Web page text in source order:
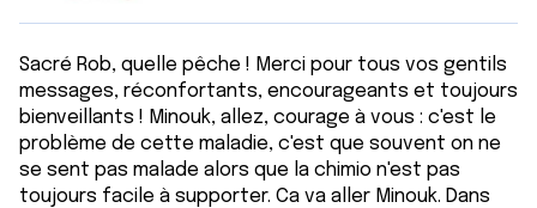
Sacré Rob, quelle pêche ! Merci pour tous vos gentils
messages, réconfortants, encourageants et toujours
bienveillants ! Minouk, allez, courage à vous : c'est le
problème de cette maladie, c'est que souvent on ne
se sent pas malade alors que la chimio n'est pas
toujours facile à supporter. Ca va aller Minouk. Dans